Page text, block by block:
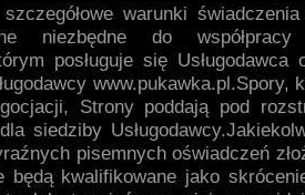
warunki
niezbędne do
posługuje się Usługodawca
www.pukawka.pl.Spory,
Strony poddają pod
siedziby
pisemnych oświadczeń
będą kwalifikowane jako